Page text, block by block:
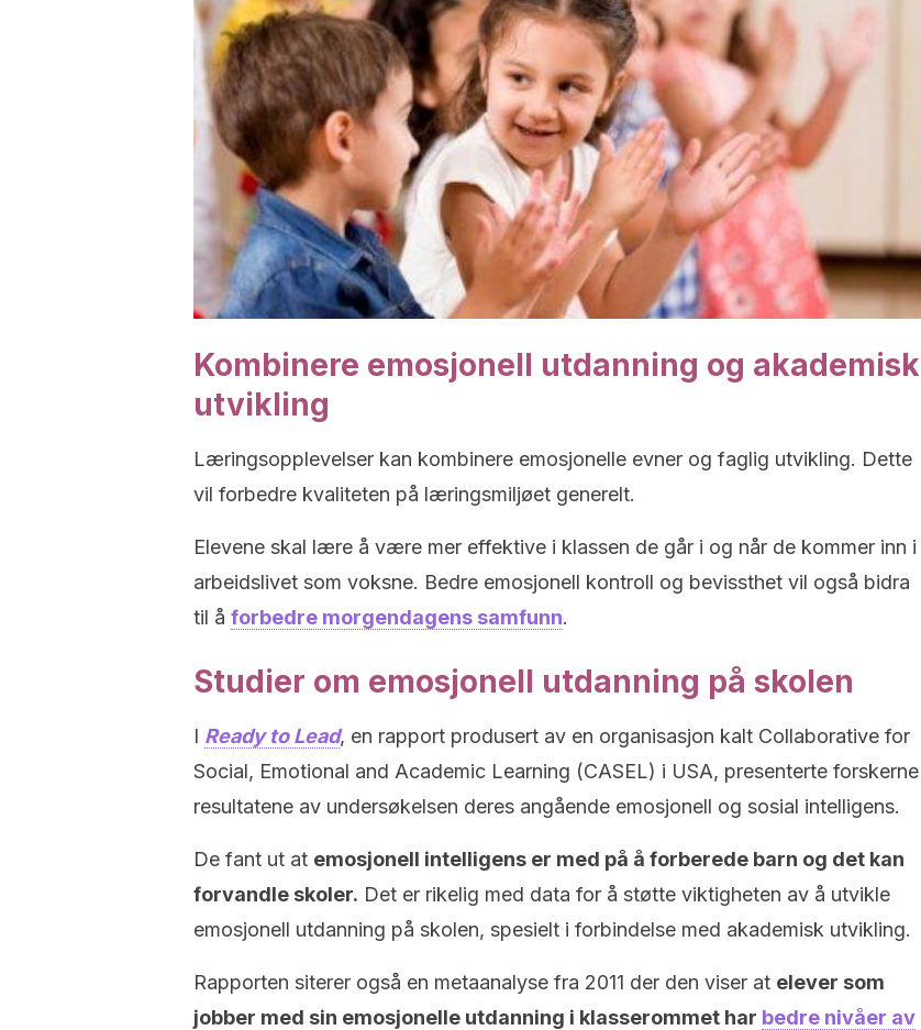
Kombinere emosjonell utdanning og akademisk
utvikling
Læringsopplevelser kan kombinere emosjonelle evner og faglig utvikling. Dette
vil forbedre kvaliteten på læringsmiljøet generelt.
Elevene skal lære å være mer effektive i klassen de går i og når de kommer inn i
arbeidslivet som voksne. Bedre emosjonell kontroll og bevissthet vil også bidra
til å forbedre morgendagens samfunn.
Studier om emosjonell utdanning på skolen
I Ready to Lead, en rapport produsert av en organisasjon kalt Collaborative for
Social, Emotional and Academic Learning (CASEL) i USA, presenterte forskerne
resultatene av undersøkelsen deres angående emosjonell og sosial intelligens.
De fant ut at emosjonell intelligens er med på å forberede barn og det kan
forvandle skoler. Det er rikelig med data for å støtte viktigheten av å utvikle
emosjonell utdanning på skolen, spesielt i forbindelse med akademisk utvikling.
Rapporten siterer også en metaanalyse fra 2011 der den viser at elever som
jobber med sin emosjonelle utdanning i klasserommet har bedre nivåer av